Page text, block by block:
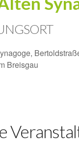
Breisgau